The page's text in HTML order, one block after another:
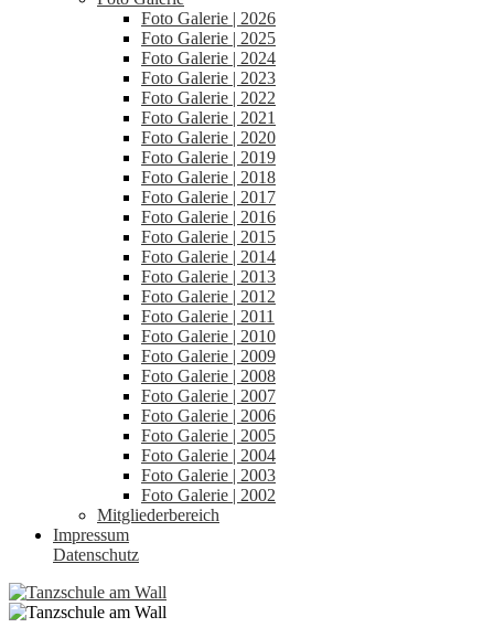
Foto Galerie | 2026
Foto Galerie | 2025
Foto Galerie | 2024
Foto Galerie | 2023
Foto Galerie | 2022
Foto Galerie | 2021
Foto Galerie | 2020
Foto Galerie | 2019
Foto Galerie | 2018
Foto Galerie | 2017
Foto Galerie | 2016
Foto Galerie | 2015
Foto Galerie | 2014
Foto Galerie | 2013
Foto Galerie | 2012
Foto Galerie | 2011
Foto Galerie | 2010
Foto Galerie | 2009
Foto Galerie | 2008
Foto Galerie | 2007
Foto Galerie | 2006
Foto Galerie | 2005
Foto Galerie | 2004
Foto Galerie | 2003
Foto Galerie | 2002
Mitgliederbereich
Impressum
Datenschutz